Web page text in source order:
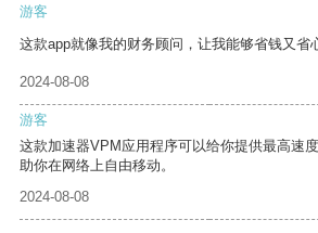
游客
这款app就像我的财务顾问，让我能够省钱又省
2024-08-08
游客
这款加速器VPM应用程序可以给你提供最高速
助你在网络上自由移动。
2024-08-08